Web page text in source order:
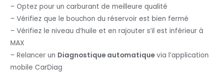
– Optez pour un carburant de meilleure qualité
– Vérifiez que le bouchon du réservoir est bien fermé
– Vérifiez le niveau d’huile et en rajouter s’il est inférieur à
MAX
– Relancer un Diagnostique automatique via l’application
mobile CarDiag